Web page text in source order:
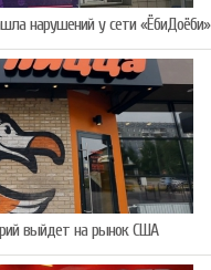
нарушений у сети «ЁбиДоёби»
выйдет на рынок США